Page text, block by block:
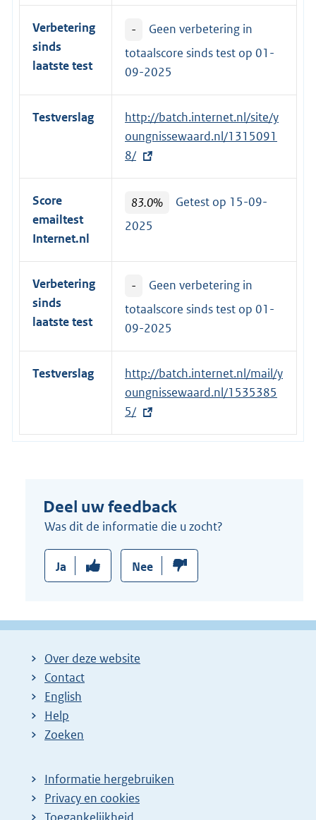
Verbetering
sinds
laatste test
-
Geen verbetering in
totaalscore sinds test op 01-
09-2025
Testverslag
E
x
t
e
e
k
:
http://batch.internet.nl/site/y
oungnissewaard.nl/1315091
8/
Score
emailtest
Internet.nl
83.0%
Getest op 15-09-
2025
Verbetering
sinds
laatste test
-
Geen verbetering in
totaalscore sinds test op 01-
09-2025
Testverslag
E
x
t
e
l
i
:
http://batch.internet.nl/mail/y
oungnissewaard.nl/1535385
5/
Deel uw feedback
Was dit de informatie die u zocht?
Ja Nee
Over deze website
Contact
English
Help
Zoeken
Informatie hergebruiken
Privacy en cookies